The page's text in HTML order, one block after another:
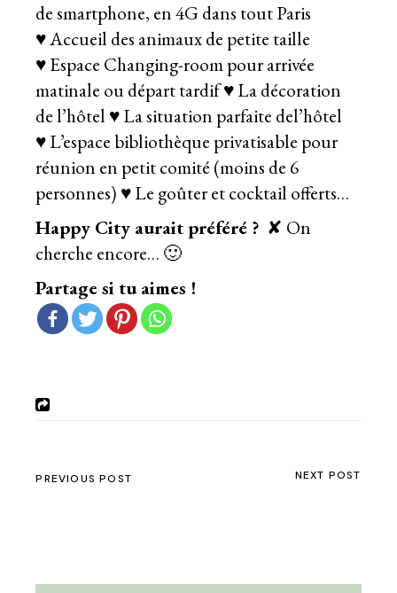
de smartphone, en 4G dans tout Paris
♥ Accueil des animaux de petite taille
♥ Espace Changing-room pour arrivée
matinale ou départ tardif ♥ La décoration
de l’hôtel ♥ La situation parfaite del’hôtel
♥ L’espace bibliothèque privatisable pour
réunion en petit comité (moins de 6
personnes) ♥ Le goûter et cocktail offerts…
Happy City aurait préféré ? ✘ On
cherche encore… 🙂
Partage si tu aimes !
PREVIOUS POST NEXT POST